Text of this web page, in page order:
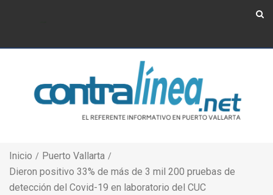
Inicio
Puerto Vallarta
Dieron positivo 33% de más de 3 mil 200 pruebas de
detección del Covid-19 en laboratorio del CUC